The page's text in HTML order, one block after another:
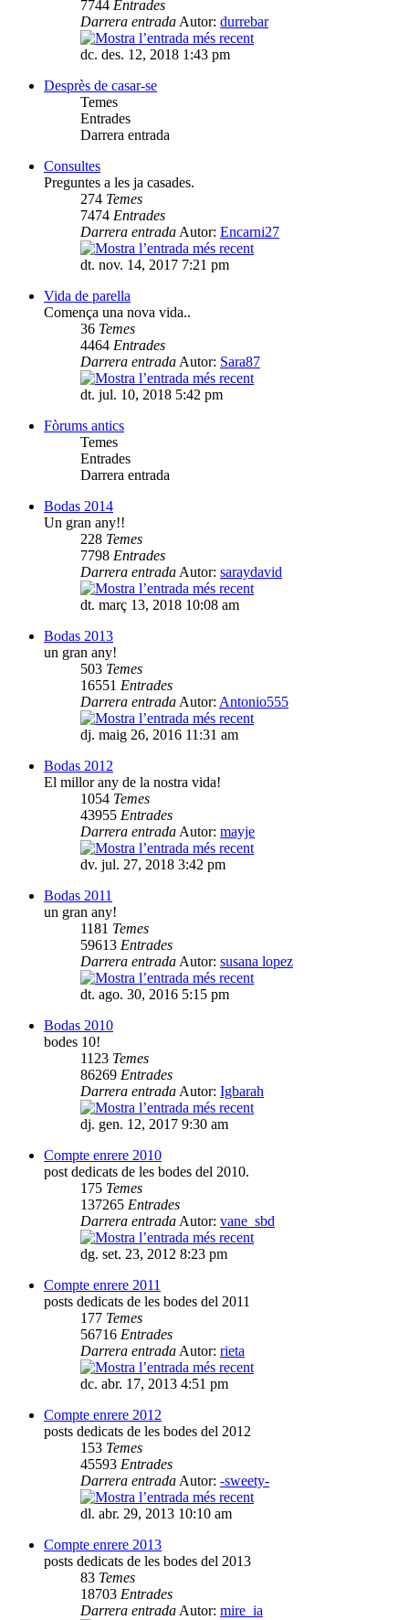
7744 Entrades
Darrera entrada Autor: durrebar
dc. des. 12, 2018 1:43 pm
Desprès de casar-se
Temes
Entrades
Darrera entrada
Consultes
Preguntes a les ja casades.
274 Temes
7474 Entrades
Darrera entrada Autor: Encarni27
dt. nov. 14, 2017 7:21 pm
Vida de parella
Comença una nova vida..
36 Temes
4464 Entrades
Darrera entrada Autor: Sara87
dt. jul. 10, 2018 5:42 pm
Fòrums antics
Temes
Entrades
Darrera entrada
Bodas 2014
Un gran any!!
228 Temes
7798 Entrades
Darrera entrada Autor: saraydavid
dt. març 13, 2018 10:08 am
Bodas 2013
un gran any!
503 Temes
16551 Entrades
Darrera entrada Autor: Antonio555
dj. maig 26, 2016 11:31 am
Bodas 2012
El millor any de la nostra vida!
1054 Temes
43955 Entrades
Darrera entrada Autor: mayje
dv. jul. 27, 2018 3:42 pm
Bodas 2011
un gran any!
1181 Temes
59613 Entrades
Darrera entrada Autor: susana lopez
dt. ago. 30, 2016 5:15 pm
Bodas 2010
bodes 10!
1123 Temes
86269 Entrades
Darrera entrada Autor: Igbarah
dj. gen. 12, 2017 9:30 am
Compte enrere 2010
post dedicats de les bodes del 2010.
175 Temes
137265 Entrades
Darrera entrada Autor: vane_sbd
dg. set. 23, 2012 8:23 pm
Compte enrere 2011
posts dedicats de les bodes del 2011
177 Temes
56716 Entrades
Darrera entrada Autor: rieta
dc. abr. 17, 2013 4:51 pm
Compte enrere 2012
posts dedicats de les bodes del 2012
153 Temes
45593 Entrades
Darrera entrada Autor: -sweety-
dl. abr. 29, 2013 10:10 am
Compte enrere 2013
posts dedicats de les bodes del 2013
83 Temes
18703 Entrades
Darrera entrada Autor: mire_ia